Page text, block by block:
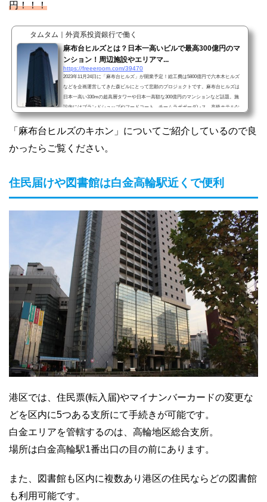
円！！！
タムタム｜外資系投資銀行で働く
麻布台ヒルズとは？日本一高いビルで最高300億円のマ
ンション！周辺施設やエリアマ...
https://freeeroom.com/39470
2023年11月24日に「麻布台ヒルズ」が開業予定！総工費は5800億円で六本木ヒルズ
などを企画運営してきた森ビルにとって悲願のプロジェクトです。麻布台ヒルズは
日本一高い330mの超高層タワーや日本一高額な300億円のマンションなど話題。施
設内にはブランドショップやフードコート、チームラボボーダレス、高級ホテルな
どを兼ねた複合商業施設です。実は、麻布台ヒルズは自宅から目の前。トップの写
真はベランダから撮影しました。話題の麻布台ヒルズの施設や主な特徴、工事中の
様子などオリジナルの写真と共にご紹介していきたいと思い...
「麻布台ヒルズのキホン」についてご紹介しているので良
かったらご覧ください。
住民届けや図書館は白金高輪駅近くで便利
港区では、住民票(転入届)やマイナンバーカードの変更な
どを区内に5つある支所にて手続きが可能です。
白金エリアを管轄するのは、高輪地区総合支所。
場所は白金高輪駅1番出口の目の前にあります。
また、図書館も区内に複数あり港区の住民ならどの図書館
も利用可能です。